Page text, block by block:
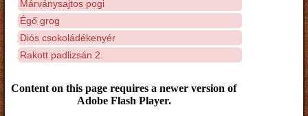
Márványsajtos pogi
Égő grog
Diós csokoládékenyér
Rakott padlizsán 2.
Content on this page requires a newer version of
Adobe Flash Player.